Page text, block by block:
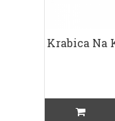
Krabica Na